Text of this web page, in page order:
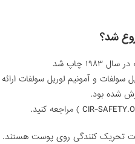
شد؟
و آمونیم لوریل سولفات
شده بود.
تحریک کنندگی روی پوست هستند.